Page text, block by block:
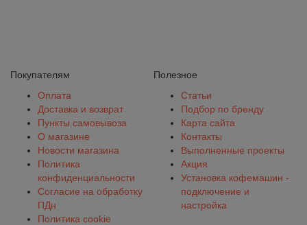
Покупателям
Оплата
Доставка и возврат
Пункты самовывоза
О магазине
Новости магазина
Политика
конфиденциальности
Согласие на обработку
ПДн
Политика cookie
Полезное
Статьи
Подбор по бренду
Карта сайта
Контакты
Выполненные проекты
Акция
Установка кофемашин -
подключение и
настройка